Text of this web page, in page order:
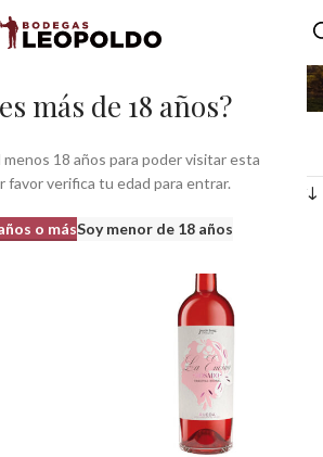
más de 18 años?
18 años para poder visitar esta
favor verifica tu edad para entrar.
o másSoy menor de 18 años
Bruñal
del producto
Bruñal